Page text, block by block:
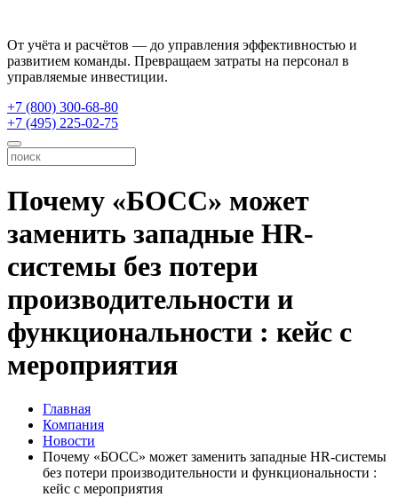
От учёта и расчётов — до управления эффективностью и
развитием команды. Превращаем затраты на персонал в
управляемые инвестиции.
+7 (800) 300-68-80
+7 (495) 225-02-75
Почему «БОСС» может
заменить западные HR-
системы без потери
производительности и
функциональности : кейс с
мероприятия
Главная
Компания
Новости
Почему «БОСС» может заменить западные HR-системы
без потери производительности и функциональности :
кейс с мероприятия